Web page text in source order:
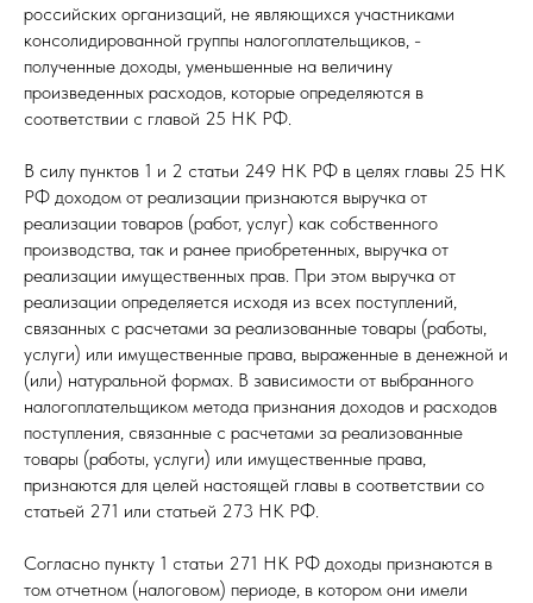
российских организаций, не являющихся участниками
консолидированной группы налогоплательщиков, -
полученные доходы, уменьшенные на величину
произведенных расходов, которые определяются в
соответствии с главой 25 НК РФ.
В силу пунктов 1 и 2 статьи 249 НК РФ в целях главы 25 НК
РФ доходом от реализации признаются выручка от
реализации товаров (работ, услуг) как собственного
производства, так и ранее приобретенных, выручка от
реализации имущественных прав. При этом выручка от
реализации определяется исходя из всех поступлений,
связанных с расчетами за реализованные товары (работы,
услуги) или имущественные права, выраженные в денежной и
(или) натуральной формах. В зависимости от выбранного
налогоплательщиком метода признания доходов и расходов
поступления, связанные с расчетами за реализованные
товары (работы, услуги) или имущественные права,
признаются для целей настоящей главы в соответствии со
статьей 271 или статьей 273 НК РФ.
Согласно пункту 1 статьи 271 НК РФ доходы признаются в
том отчетном (налоговом) периоде, в котором они имели